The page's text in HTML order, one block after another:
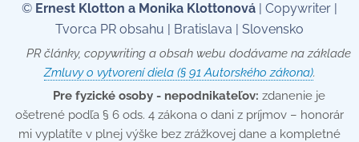
© Ernest Klotton a Monika Klottonová | Copywriter |
Tvorca PR obsahu | Bratislava | Slovensko
📄 PR články, copywriting a obsah webu dodávame na základe
Zmluvy o vytvorení diela (§ 91 Autorského zákona).
Pre fyzické osoby - nepodnikateľov: zdanenie je
ošetrené podľa § 6 ods. 4 zákona o dani z príjmov – honorár
mi vyplatíte v plnej výške bez zrážkovej dane a kompletné